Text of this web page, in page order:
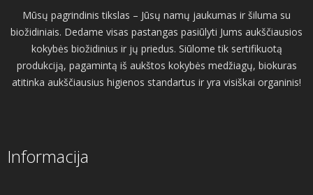
Mūsų pagrindinis tikslas – Jūsų namų jaukumas ir šiluma su
biožidiniais. Dedame visas pastangas pasiūlyti Jums aukščiausios
kokybės biožidinius ir jų priedus. Siūlome tik sertifikuotą
produkciją, pagamintą iš aukštos kokybės medžiagų, biokuras
atitinka aukščiausius higienos standartus ir yra visiškai organinis!
Informacija